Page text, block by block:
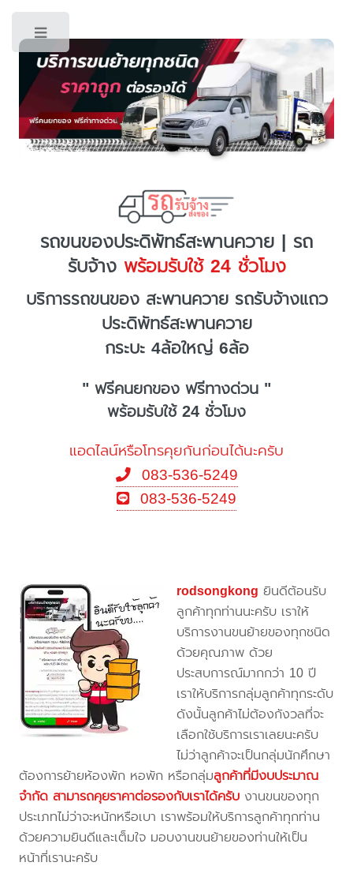
รถขนของประดิพัทธ์สะพานควาย | รถ
รับจ้างพร้อมรับใช้ 24 ชั่วโมง
บริการรถขนของ สะพานควาย รถรับจ้างแถว
ประดิพัทธ์สะพานควาย
กระบะ 4ล้อใหญ่ 6ล้อ
" ฟรีคนยกของ ฟรีทางด่วน "
พร้อมรับใช้ 24 ชั่วโมง
แอดไลน์หรือโทรคุยกันก่อนได้นะครับ
083-536-5249
083-536-5249
rodsongkong ยินดีต้อนรับ
ลูกค้าทุกท่านนะครับ เราให้
บริการงานขนย้ายของทุกชนิด
ด้วยคุณภาพ ด้วย
ประสบการณ์มากกว่า 10 ปี
เราให้บริการกลุ่มลูกค้าทุกระดับ
ดังนั้นลูกค้าไม่ต้องกังวลที่จะ
เลือกใช้บริการเราเลยนะครับ
ไม่ว่าลูกค้าจะเป็นกลุ่มนักศึกษา
ต้องการย้ายห้องพัก หอพัก หรือกลุ่มลูกค้าที่มีงบประมาณ
จำกัด สามารถคุยราคาต่อรองกับเราได้ครับ งานขนของทุก
ประเภทไม่ว่าจะหนักหรือเบา เราพร้อมให้บริการลูกค้าทุกท่าน
ด้วยความยินดีและเต็มใจ มอบงานขนย้ายของท่านให้เป็น
หน้าที่เรานะครับ
Toggle